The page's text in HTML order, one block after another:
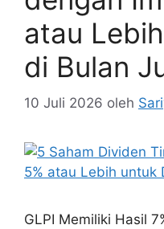
atau
di Bulan
10 Juli 2026 oleh
GLPI Memiliki Hasil